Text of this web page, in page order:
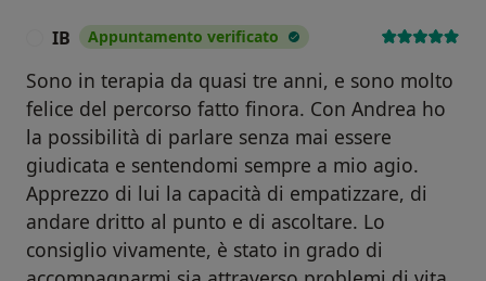
IB Appuntamento verificato
Sono in terapia da quasi tre anni, e sono molto
felice del percorso fatto finora. Con Andrea ho
la possibilità di parlare senza mai essere
giudicata e sentendomi sempre a mio agio.
Apprezzo di lui la capacità di empatizzare, di
andare dritto al punto e di ascoltare. Lo
consiglio vivamente, è stato in grado di